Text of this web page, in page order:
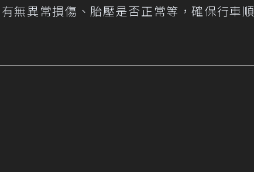
無異常損傷、胎壓是否正常等，確保行車順